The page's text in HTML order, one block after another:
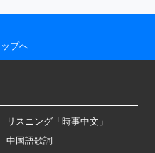
プへ
リスニング「時事中文」
中国語歌詞